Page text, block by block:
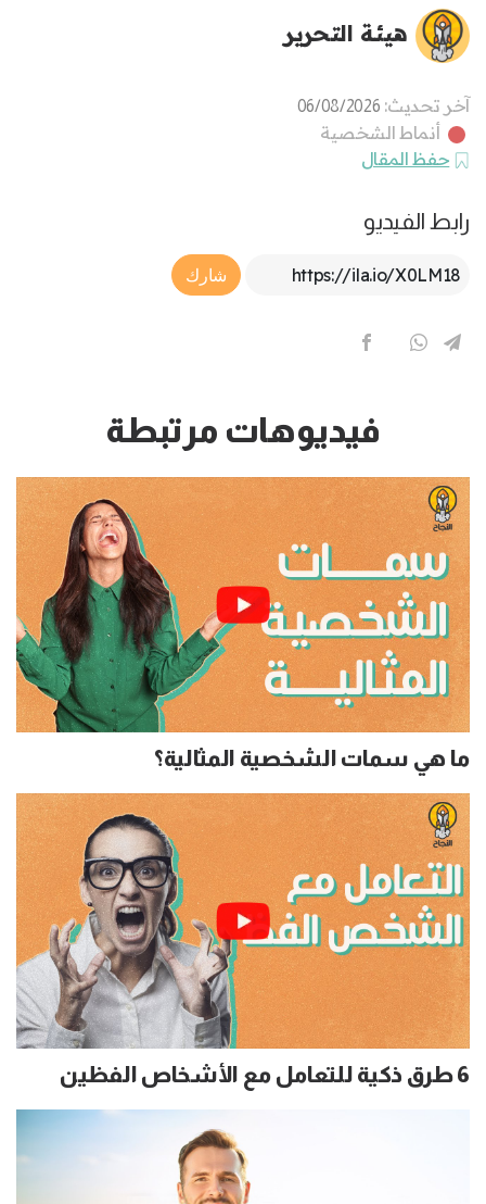
هيئة التحرير
آخر تحديث: 06/08/2026
أنماط الشخصية
حفظ المقال
رابط الفيديو
Article Link
شارك
فيديوهات مرتبطة
ما هي سمات الشخصية المثالية؟
6 طرق ذكية للتعامل مع الأشخاص الفظين